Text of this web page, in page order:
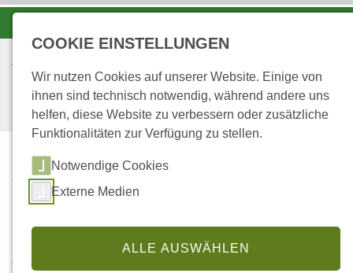
STARTSEITE
...
WALDJUGENDSPIELE
Aktuelle Informationen zu den
COOKIE EINSTELLUNGEN
Wir nutzen Cookies auf unserer Website. Einige von
ihnen sind technisch notwendig, während andere uns
helfen, diese Website zu verbessern oder zusätzliche
Funktionalitäten zur Verfügung zu stellen.
Notwendige Cookies
Externe Medien
ALLE AUSWÄHLEN